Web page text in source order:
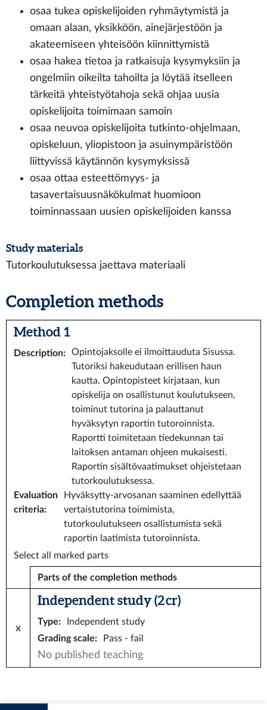
osaa tukea opiskelijoiden ryhmäytymistä ja
omaan alaan, yksikköön, ainejärjestöön ja
akateemiseen yhteisöön kiinnittymistä
osaa hakea tietoa ja ratkaisuja kysymyksiin ja
ongelmiin oikeilta tahoilta ja löytää itselleen
tärkeitä yhteistyötahoja sekä ohjaa uusia
opiskelijoita toimimaan samoin
osaa neuvoa opiskelijoita tutkinto-ohjelmaan,
opiskeluun, yliopistoon ja asuinympäristöön
liittyvissä käytännön kysymyksissä
osaa ottaa esteettömyys- ja
tasavertaisuusnäkökulmat huomioon
toiminnassaan uusien opiskelijoiden kanssa
Study materials
Tutorkoulutuksessa jaettava materiaali
Completion methods
Method 1
Description:
Opintojaksolle ei ilmoittauduta Sisussa.
Tutoriksi hakeudutaan erillisen haun
kautta. Opintopisteet kirjataan, kun
opiskelija on osallistunut koulutukseen,
toiminut tutorina ja palauttanut
hyväksytyn raportin tutoroinnista.
Raportti toimitetaan tiedekunnan tai
laitoksen antaman ohjeen mukaisesti.
Raportin sisältövaatimukset ohjeistetaan
tutorkoulutuksessa.
Evaluation
criteria:
Hyväksytty-arvosanan saaminen edellyttää
vertaistutorina toimimista,
tutorkoulutukseen osallistumista sekä
raportin laatimista tutoroinnista.
Select all marked parts
Parts of the completion methods
x
Independent study (2 cr)
Type:
Independent study
Grading scale: Pass - fail
No published teaching